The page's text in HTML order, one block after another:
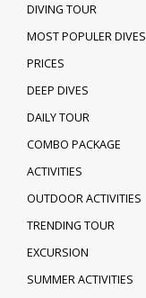
DIVING TOUR
MOST POPULER DIVES
PRICES
DEEP DIVES
DAILY TOUR
COMBO PACKAGE
ACTIVITIES
OUTDOOR ACTIVITIES
TRENDING TOUR
EXCURSION
SUMMER ACTIVITIES